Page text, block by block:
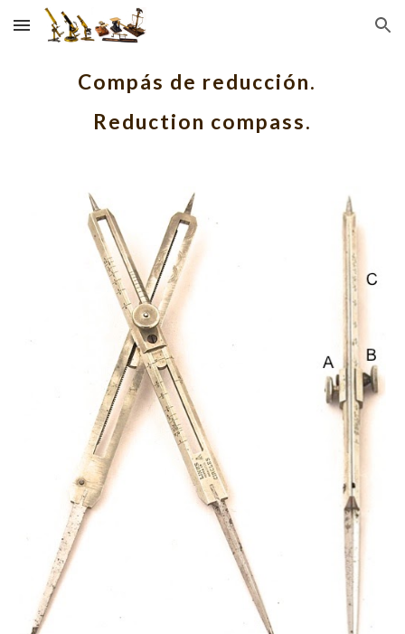
Skip to main content Skip to navigation
Compás de reducción.
Reduction compass.